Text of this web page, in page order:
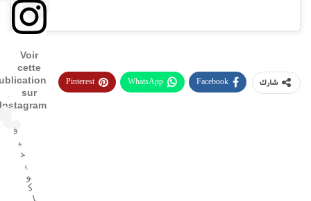
Voir
cette
sur
Instagram
ف
ي
د
ي
و
ك
شارك Facebook
WhatsApp
Pinterest